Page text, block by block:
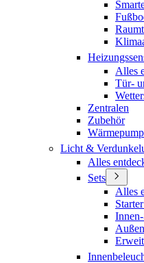
Alles
Tür-
Zentralen
Zubehör
Licht &
Alles
Sets
Alles